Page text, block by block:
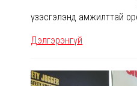
үзэсгэлэнд амжилттай
Дэлгэрэнгүй